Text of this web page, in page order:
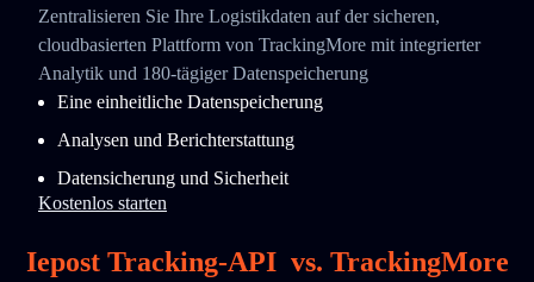
Zentralisieren Sie Ihre Logistikdaten auf der sicheren,
cloudbasierten Plattform von TrackingMore mit integrierter
Analytik und 180-tägiger Datenspeicherung
Eine einheitliche Datenspeicherung
Analysen und Berichterstattung
Datensicherung und Sicherheit
Kostenlos starten
Iepost Tracking-API vs. TrackingMore